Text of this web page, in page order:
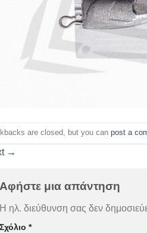
are closed, but you can post a
→
Αφήστε μια απάντηση
Η ηλ. διεύθυνση σας δεν
Σχόλιο *